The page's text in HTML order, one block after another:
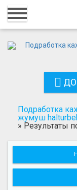
Главная
Добавить
Поиск
Подработка
жумуш
» Результаты